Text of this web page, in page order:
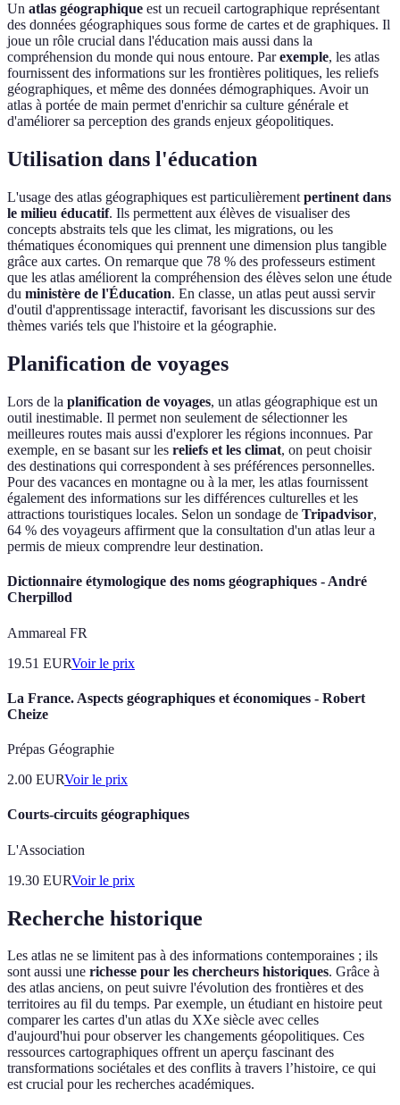
Un atlas géographique est un recueil cartographique représentant
des données géographiques sous forme de cartes et de graphiques. Il
joue un rôle crucial dans l'éducation mais aussi dans la
compréhension du monde qui nous entoure. Parexemple, les atlas
fournissent des informations sur les frontières politiques, les reliefs
géographiques, et même des données démographiques. Avoir un
atlas à portée de main permet d'enrichir sa culture générale et
d'améliorer sa perception des grands enjeux géopolitiques.
Utilisation dans l'éducation
L'usage des atlas géographiques est particulièrement pertinent dans
le milieu éducatif. Ils permettent aux élèves de visualiser des
concepts abstraits tels que les climat, les migrations, ou les
thématiques économiques qui prennent une dimension plus tangible
grâce aux cartes. On remarque que 78 % des professeurs estiment
que les atlas améliorent la compréhension des élèves selon une étude
du ministère de l'Éducation. En classe, un atlas peut aussi servir
d'outil d'apprentissage interactif, favorisant les discussions sur des
thèmes variés tels que l'histoire et la géographie.
Planification de voyages
Lors de la planification de voyages, un atlas géographique est un
outil inestimable. Il permet non seulement de sélectionner les
meilleures routes mais aussi d'explorer les régions inconnues. Par
exemple, en se basant sur les reliefs et les climat, on peut choisir
des destinations qui correspondent à ses préférences personnelles.
Pour des vacances en montagne ou à la mer, les atlas fournissent
également des informations sur les différences culturelles et les
attractions touristiques locales. Selon un sondage de Tripadvisor,
64 % des voyageurs affirment que la consultation d'un atlas leur a
permis de mieux comprendre leur destination.
Dictionnaire étymologique des noms géographiques - André
Cherpillod
Ammareal FR
19.51 EURVoir le prix
La France. Aspects géographiques et économiques - Robert
Cheize
Prépas Géographie
2.00 EURVoir le prix
Courts-circuits géographiques
L'Association
19.30 EURVoir le prix
Recherche historique
Les atlas ne se limitent pas à des informations contemporaines ; ils
sont aussi une richesse pour les chercheurs historiques. Grâce à
des atlas anciens, on peut suivre l'évolution des frontières et des
territoires au fil du temps. Par exemple, un étudiant en histoire peut
comparer les cartes d'un atlas du XXe siècle avec celles
d'aujourd'hui pour observer les changements géopolitiques. Ces
ressources cartographiques offrent un aperçu fascinant des
transformations sociétales et des conflits à travers l’histoire, ce qui
est crucial pour les recherches académiques.